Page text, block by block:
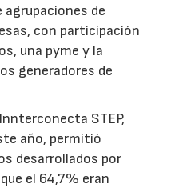
de
con participación
una pyme y la
generadores de
STEP,
año, permitió
desarrollados por
el 64,7% eran